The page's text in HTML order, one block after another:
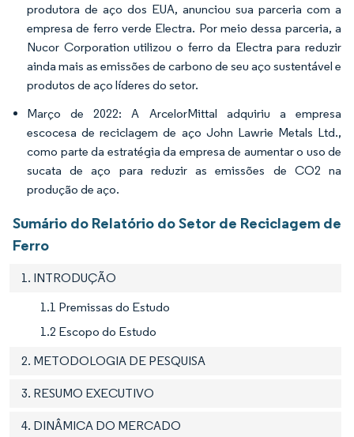
produtora de aço dos EUA, anunciou sua parceria com a
empresa de ferro verde Electra. Por meio dessa parceria, a
Nucor Corporation utilizou o ferro da Electra para reduzir
ainda mais as emissões de carbono de seu aço sustentável e
produtos de aço líderes do setor.
Março de 2022: A ArcelorMittal adquiriu a empresa
escocesa de reciclagem de aço John Lawrie Metals Ltd.,
como parte da estratégia da empresa de aumentar o uso de
sucata de aço para reduzir as emissões de CO2 na
produção de aço.
Sumário do Relatório do Setor de Reciclagem de
Ferro
1. INTRODUÇÃO
1.1 Premissas do Estudo
1.2 Escopo do Estudo
2. METODOLOGIA DE PESQUISA
3. RESUMO EXECUTIVO
4. DINÂMICA DO MERCADO